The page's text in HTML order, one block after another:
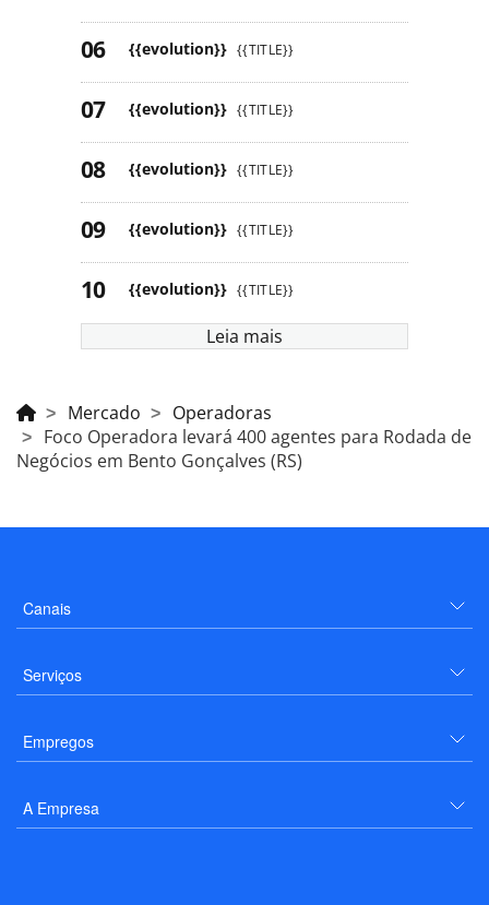
{{evolution}} {{TITLE}}
{{evolution}} {{TITLE}}
{{evolution}} {{TITLE}}
{{evolution}} {{TITLE}}
{{evolution}} {{TITLE}}
Leia mais
Mercado
Operadoras
Foco Operadora levará 400 agentes para Rodada de
Negócios em Bento Gonçalves (RS)
Canais
Serviços
Empregos
A Empresa